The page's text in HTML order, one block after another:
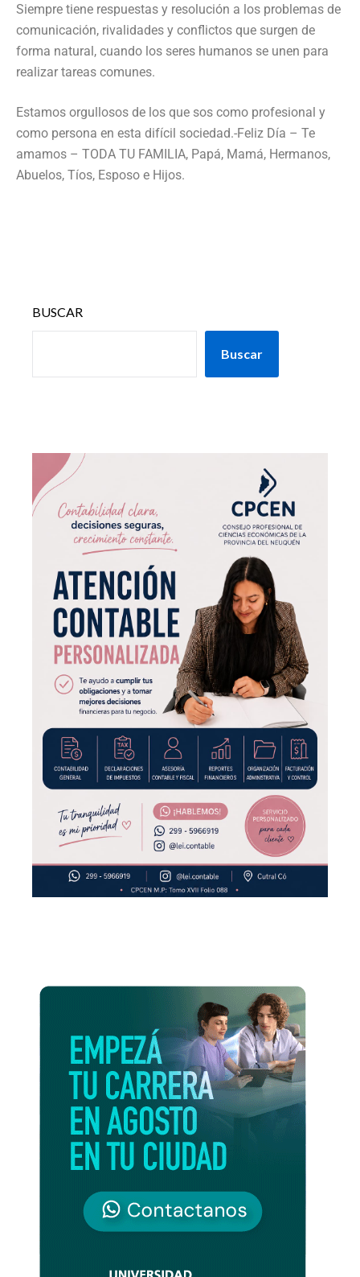
Siempre tiene respuestas y resolución a los problemas de
comunicación, rivalidades y conflictos que surgen de
forma natural, cuando los seres humanos se unen para
realizar tareas comunes.
Estamos orgullosos de los que sos como profesional y
como persona en esta difícil sociedad.-Feliz Día – Te
amamos – TODA TU FAMILIA, Papá, Mamá, Hermanos,
Abuelos, Tíos, Esposo e Hijos.
BUSCAR
Buscar